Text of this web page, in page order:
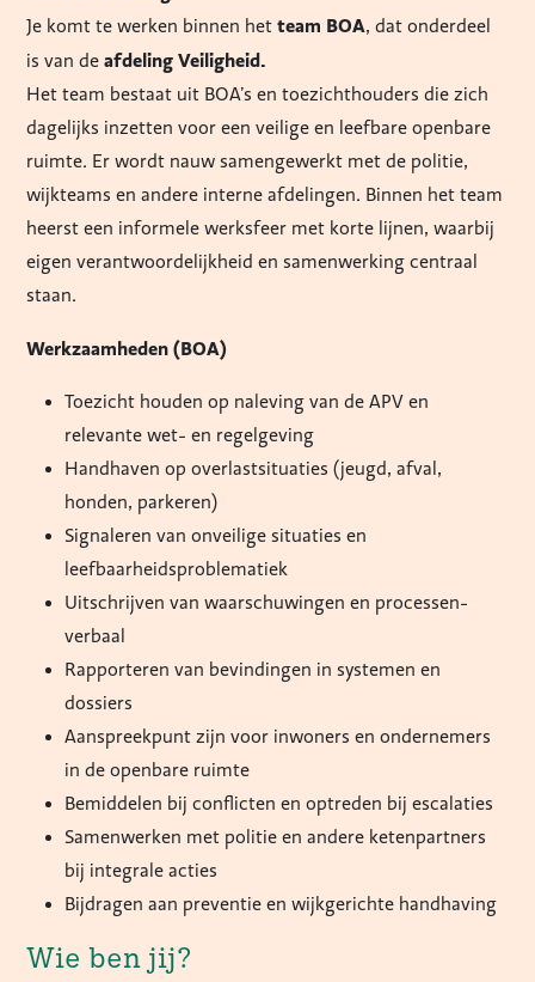
Je komt te werken binnen hetteam BOA, dat onderdeel
is van deafdeling Veiligheid.
Het team bestaat uit BOA’s en toezichthouders die zich
dagelijks inzetten voor een veilige en leefbare openbare
ruimte. Er wordt nauw samengewerkt met de politie,
wijkteams en andere interne afdelingen. Binnen het team
heerst een informele werksfeer met korte lijnen, waarbij
eigen verantwoordelijkheid en samenwerking centraal
staan.
Werkzaamheden (BOA)
Toezicht houden op naleving van de APV en
relevante wet- en regelgeving
Handhaven op overlastsituaties (jeugd, afval,
honden, parkeren)
Signaleren van onveilige situaties en
leefbaarheidsproblematiek
Uitschrijven van waarschuwingen en processen-
verbaal
Rapporteren van bevindingen in systemen en
dossiers
Aanspreekpunt zijn voor inwoners en ondernemers
in de openbare ruimte
Bemiddelen bij conflicten en optreden bij escalaties
Samenwerken met politie en andere ketenpartners
bij integrale acties
Bijdragen aan preventie en wijkgerichte handhaving
Wie ben jij?